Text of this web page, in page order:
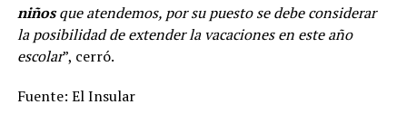
niñosque atendemos, por su puesto se debe considerar
la posibilidad de extender la vacaciones en este año
escolar”, cerró.
Fuente: El Insular